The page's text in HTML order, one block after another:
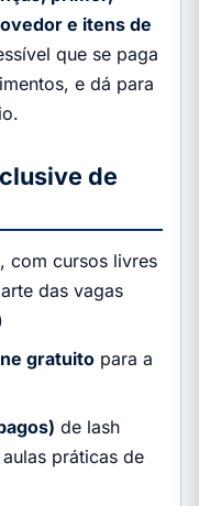
e itens de
que se paga
e dá para
de
com cursos livres
das vagas
gratuito para a
de lash
práticas de